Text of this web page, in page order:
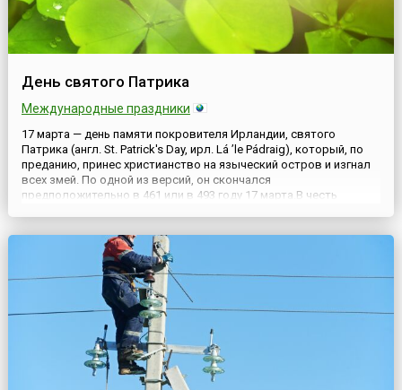
День святого Патрика
Международные праздники
17 марта — день памяти покровителя Ирландии, святого
Патрика (англ. St. Patrick's Day, ирл. Lá ’le Pádraig), который, по
преданию, принес христианство на языческий остров и изгнал
всех змей. По одной из версий, он скончался
предположительно в 461 или в 493 году 17 марта.В честь